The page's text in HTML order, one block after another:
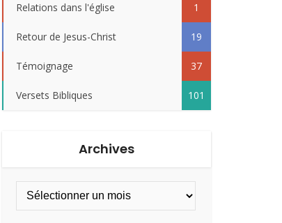
Relations dans l'église 1
Retour de Jesus-Christ 19
Témoignage 37
Versets Bibliques 101
Archives